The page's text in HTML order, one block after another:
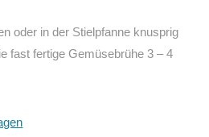
oder in der Stielpfanne knusprig
fast fertige Gemüsebrühe 3 – 4